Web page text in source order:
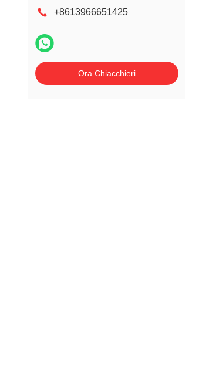
+8613966651425
Ora Chiacchieri